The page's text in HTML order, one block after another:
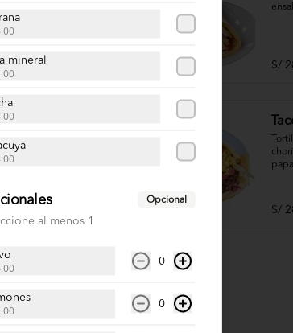
S/
de pollo,
papas al hilo a
S/
al hilo a elección.
mineral
Opcional
al menos 1
0
0